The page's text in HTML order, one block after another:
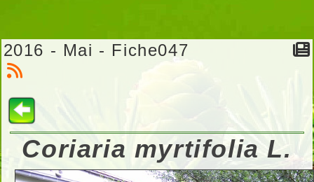
2016 - Mai - Fiche047
Coriaria myrtifolia L.